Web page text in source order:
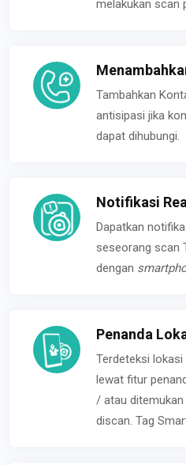
melakukan scan
Tambahkan
antisipasi jika
dapat dihubungi.
Notifikasi
Dapatkan
seseorang scan
dengan
Penanda
Terdeteksi
lewat fitur
/ atau ditemukan
discan. Tag